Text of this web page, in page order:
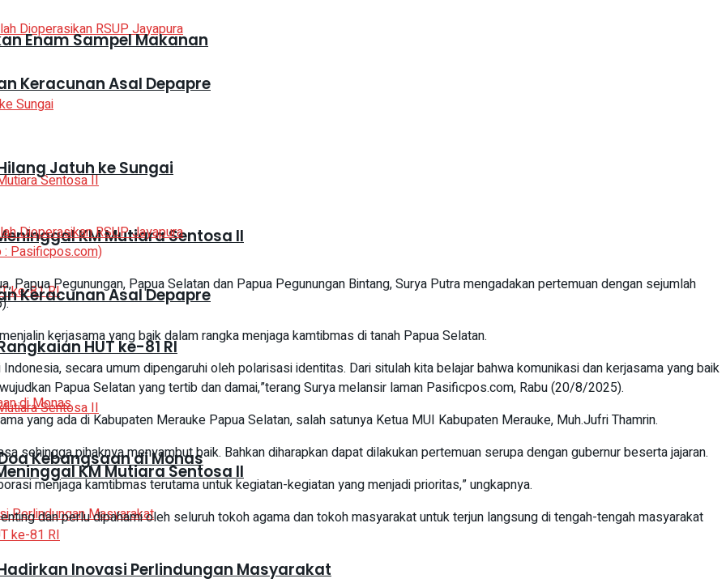
Keracunan Asal Depapre
KM Mutiara Sentosa II
HUT ke-81 RI
Kebangsaan di Monas
Inovasi Perlindungan Masyarakat
Enam Sampel Makanan
Jatuh ke Sungai
Keracunan Asal Depapre
KM Mutiara Sentosa II
: Pasificpos.com)
Pegunungan, Papua Selatan dan Papua Pegunungan Bintang, Surya Putra mengadakan pertemuan dengan sejumlah
kerjasama yang baik dalam rangka menjaga kamtibmas di tanah Papua Selatan.
secara umum dipengaruhi oleh polarisasi identitas. Dari situlah kita belajar bahwa komunikasi dan kerjasama yang baik
Papua Selatan yang tertib dan damai,”terang Surya melansir laman Pasificpos.com, Rabu (20/8/2025).
yang ada di Kabupaten Merauke Papua Selatan, salah satunya Ketua MUI Kabupaten Merauke, Muh.Jufri Thamrin.
sehingga pihaknya menyambut baik. Bahkan diharapkan dapat dilakukan pertemuan serupa dengan gubernur beserta jajaran.
menjaga kamtibmas terutama untuk kegiatan-kegiatan yang menjadi prioritas,” ungkapnya.
dan perlu dipahami oleh seluruh tokoh agama dan tokoh masyarakat untuk terjun langsung di tengah-tengah masyarakat